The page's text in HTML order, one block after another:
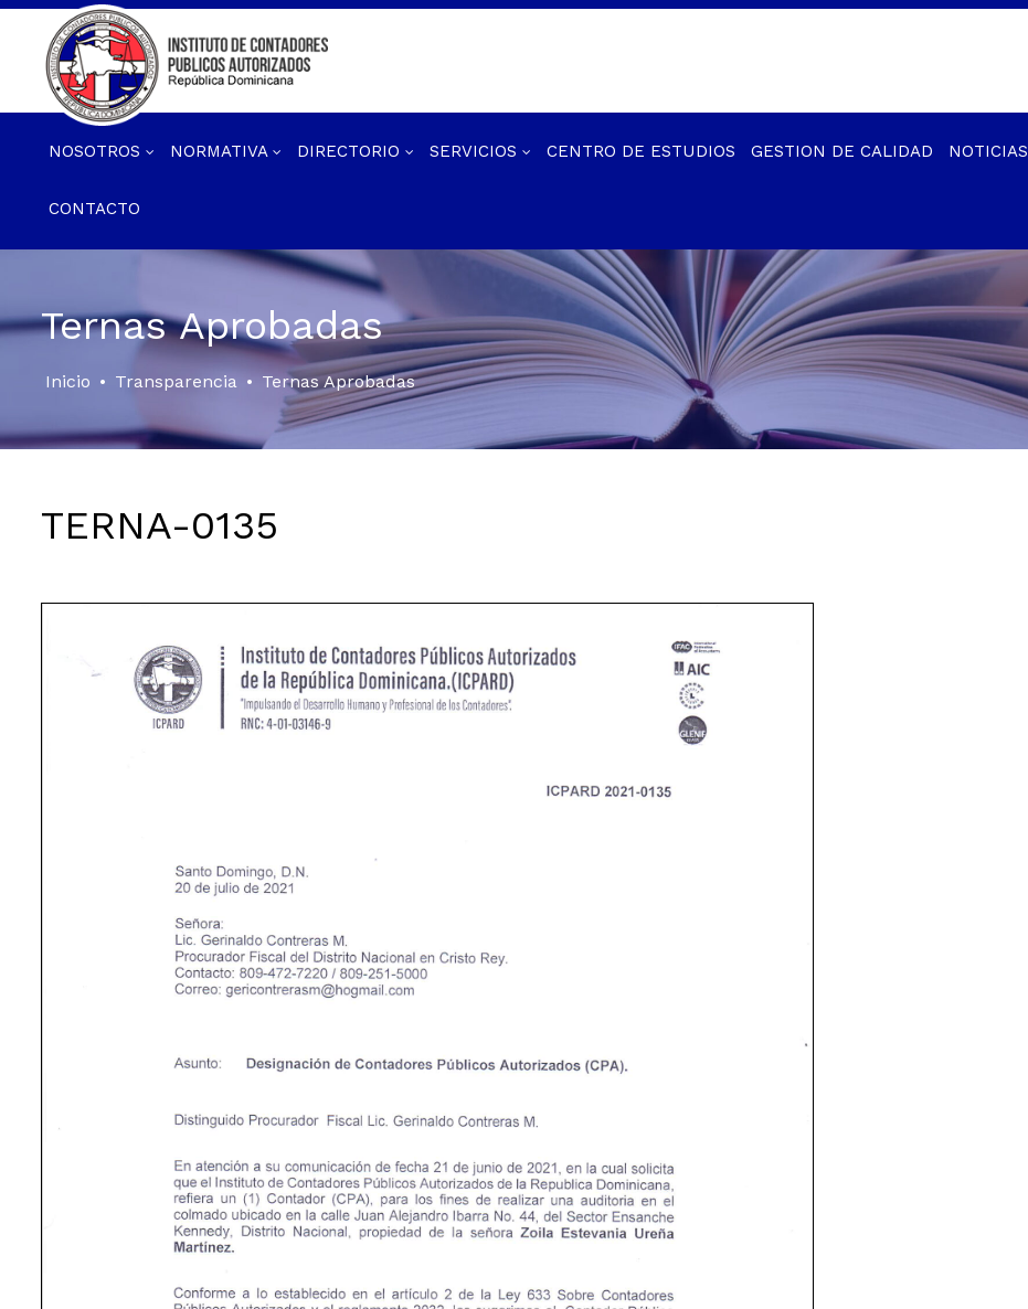
NOSOTROS NORMATIVA DIRECTORIO SERVICIOS CENTRO DE ESTUDIOS GESTION DE CALIDAD NOTICIAS
CONTACTO
Ternas Aprobadas
Inicio • Transparencia • Ternas Aprobadas
TERNA-0135